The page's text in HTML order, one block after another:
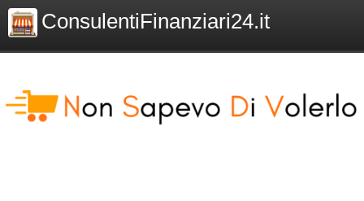
ConsulentiFinanziari24.it